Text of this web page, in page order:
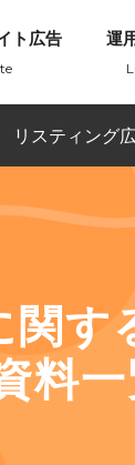
ト広告 運
リスティング
す
料